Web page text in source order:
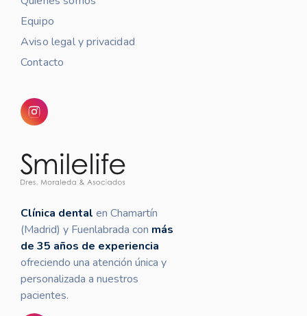
Equipo
Aviso legal y privacidad
Contacto
Clínica dental en Chamartín
(Madrid) y Fuenlabrada con más
de 35 años de experiencia
ofreciendo una atención única y
personalizada a nuestros
pacientes.